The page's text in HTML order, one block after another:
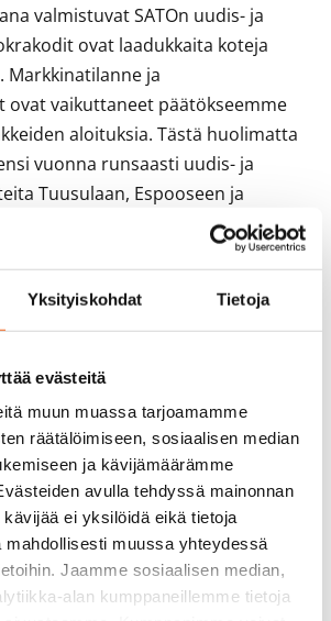
Yksityiskohdat Tietoja
evästeitä
muun muassa tarjoamamme
räätälöimiseen, sosiaalisen median
ja kävijämäärämme
avulla tehdyssä mainonnan
ei yksilöidä eikä tietoja
mahdollisesti muussa yhteydessä
Jaamme sosiaalisen median,
alan kumppaneillemme tietoja
valmistuvat SATOn uudis- ja
ovat laadukkaita koteja
Markkinatilanne ja
ovat vaikuttaneet päätökseemme
aloituksia. Tästä huolimatta
vuonna runsaasti uudis- ja
Tuusulaan, Espooseen ja
suuntaavat jo vuoteen 2025,
jatkuvasti tulevaa markkinaa ja
vuokrakotien ja talojen
osa sitoutumistamme tarjota
asumista”, toteaa
liiketoimintajohtajaArto
uudetja peruskorjatut